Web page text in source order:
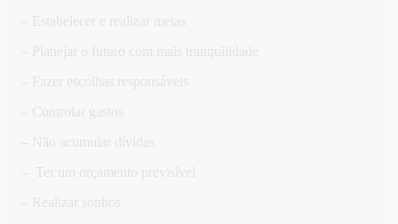
– Estabelecer e realizar metas
– Planejar o futuro com mais tranquilidade
– Fazer escolhas responsáveis
– Controlar gastos
– Não acumular dívidas
– Ter um orçamento previsível
– Realizar sonhos